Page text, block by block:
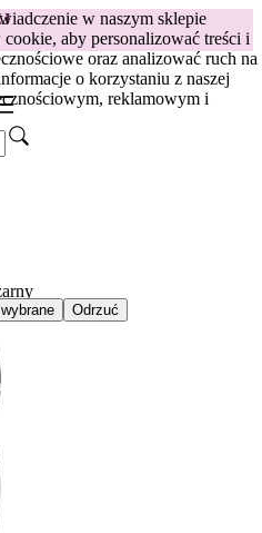
w naszym sklepie
aby personalizować treści i
oraz analizować ruch na
o korzystaniu z naszej
reklamowym i
Odrzuć